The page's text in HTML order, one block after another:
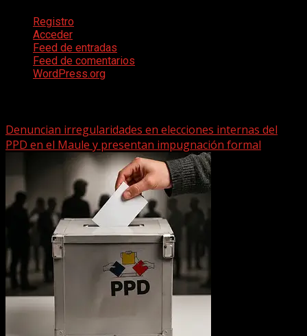
Registro
Acceder
Feed de entradas
Feed de comentarios
WordPress.org
Denuncian irregularidades en elecciones internas del
PPD en el Maule y presentan impugnación formal